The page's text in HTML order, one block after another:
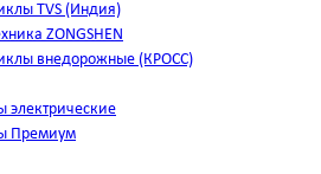
TVS (Индия)
ZONGSHEN
внедорожные (КРОСС)
электрические
Премиум